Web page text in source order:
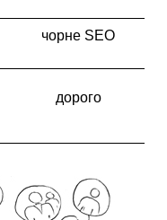
чорне SEO
дорого